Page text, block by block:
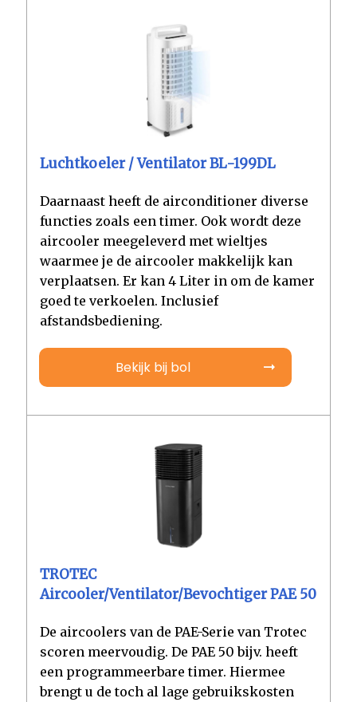
Luchtkoeler / Ventilator BL-199DL
Daarnaast heeft de airconditioner diverse
functies zoals een timer. Ook wordt deze
aircooler meegeleverd met wieltjes
waarmee je de aircooler makkelijk kan
verplaatsen. Er kan 4 Liter in om de kamer
goed te verkoelen. Inclusief
afstandsbediening.
Bekijk bij bol
TROTEC
Aircooler/ventilator/bevochtiger PAE 50
De aircoolers van de PAE-Serie van Trotec
scoren meervoudig. De PAE 50 bijv. heeft
een programmeerbare timer. Hiermee
brengt u de toch al lage gebruikskosten